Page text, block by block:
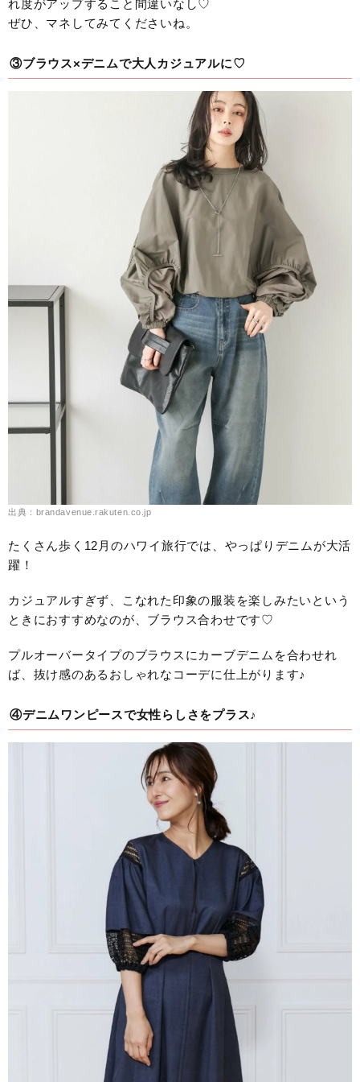
れ度がアップすること間違いなし♡
ぜひ、マネしてみてくださいね。
③ブラウス×デニムで大人カジュアルに♡
出典：brandavenue.rakuten.co.jp
たくさん歩く12月のハワイ旅行では、やっぱりデニムが大活
躍！
カジュアルすぎず、こなれた印象の服装を楽しみたいという
ときにおすすめなのが、ブラウス合わせです♡
プルオーバータイプのブラウスにカーブデニムを合わせれ
ば、抜け感のあるおしゃれなコーデに仕上がります♪
④デニムワンピースで女性らしさをプラス♪